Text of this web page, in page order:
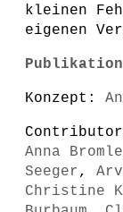
kleinen
eigenen
Publikation
Konzept:
Anna
Seeger,
Christine